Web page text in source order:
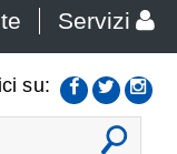
Servizi
VAI
su: